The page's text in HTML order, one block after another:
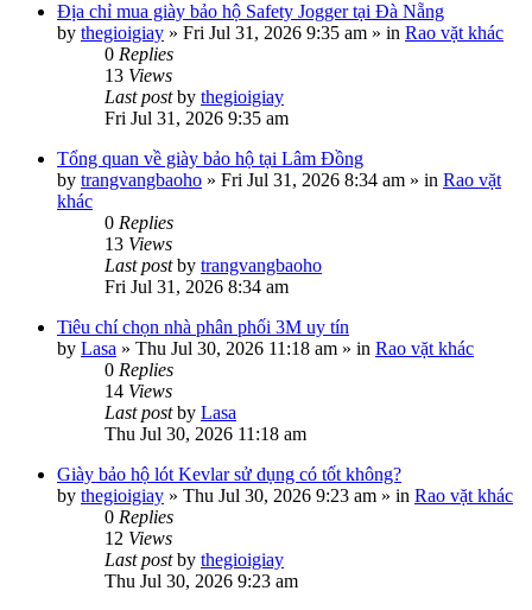
Địa chỉ mua giày bảo hộ Safety Jogger tại Đà Nẵng
by thegioigiay » Fri Jul 31, 2026 9:35 am » in Rao vặt khác
0 Replies
13 Views
Last postby thegioigiay
Fri Jul 31, 2026 9:35 am
Tổng quan về giày bảo hộ tại Lâm Đồng
by trangvangbaoho » Fri Jul 31, 2026 8:34 am » in Rao vặt
khác
0 Replies
13 Views
Last postby trangvangbaoho
Fri Jul 31, 2026 8:34 am
Tiêu chí chọn nhà phân phối 3M uy tín
by Lasa » Thu Jul 30, 2026 11:18 am » in Rao vặt khác
0 Replies
14 Views
Last postby Lasa
Thu Jul 30, 2026 11:18 am
Giày bảo hộ lót Kevlar sử dụng có tốt không?
by thegioigiay » Thu Jul 30, 2026 9:23 am » in Rao vặt khác
0 Replies
12 Views
Last postby thegioigiay
Thu Jul 30, 2026 9:23 am